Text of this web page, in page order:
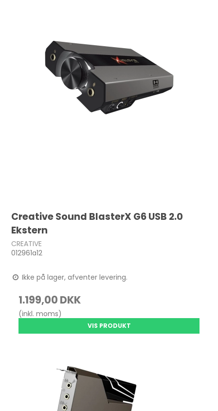
Creative Sound BlasterX G6 USB 2.0
Ekstern
CREATIVE
012961a12
Ikke på lager, afventer levering.
1.199,00 DKK
(inkl. moms)
VIS PRODUKT